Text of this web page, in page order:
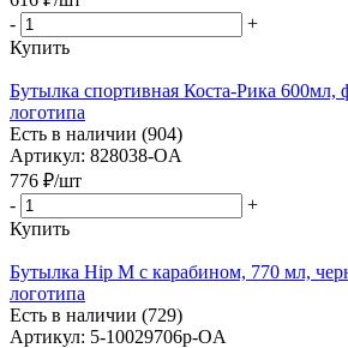
-
+
Купить
Бутылка спортивная Коста-Рика 600мл,
логотипа
Есть в наличии (904)
Артикул: 828038-OA
776 ₽/шт
-
+
Купить
Бутылка Hip M с карабином, 770 мл,
логотипа
Есть в наличии (729)
Артикул: 5-10029706p-OA